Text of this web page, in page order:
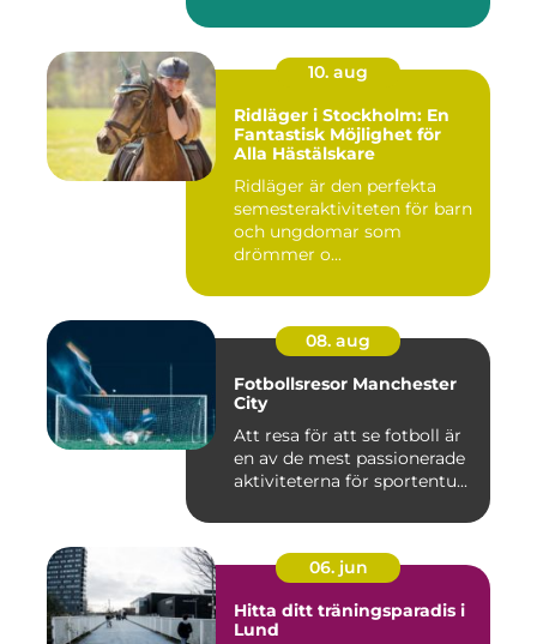
10. aug
Ridläger i Stockholm: En
Fantastisk Möjlighet för
Alla Hästälskare
Ridläger är den perfekta
semesteraktiviteten för barn
och ungdomar som
drömmer o...
08. aug
Fotbollsresor Manchester
City
Att resa för att se fotboll är
en av de mest passionerade
aktiviteterna för sportentu...
06. jun
Hitta ditt träningsparadis i
Lund